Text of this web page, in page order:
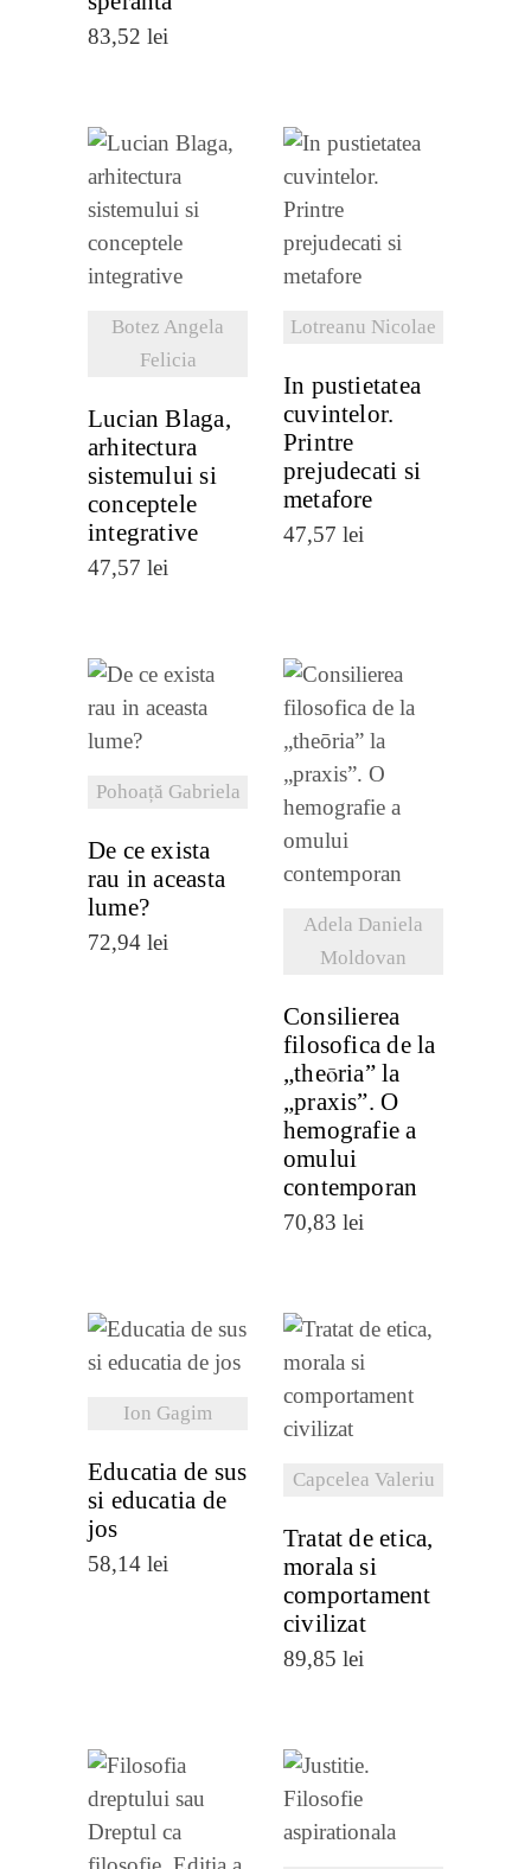
83,52 lei
Botez Angela
Felicia
DETALII
Lucian Blaga,
arhitectura
sistemului si
conceptele
integrative
47,57 lei
Lotreanu Nicolae
VEZI
DETALII
In pustietatea
cuvintelor.
Printre
prejudecati si
metafore
47,57 lei
Pohoață Gabriela
VEZI
DETALII
De ce exista
rau in aceasta
lume?
72,94 lei
Adela Daniela
Moldovan
DETALII
Consilierea
filosofica de la
„theōria” la
„praxis”. O
hemografie a
omului
contemporan
70,83 lei
Ion Gagim
Educatia de sus
si educatia de
jos
58,14 lei
Capcelea Valeriu
DETALII
Tratat de etica,
morala si
comportament
civilizat
89,85 lei
VEZI
DETALII